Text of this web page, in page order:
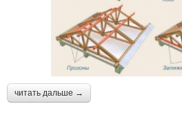
читать дальше →